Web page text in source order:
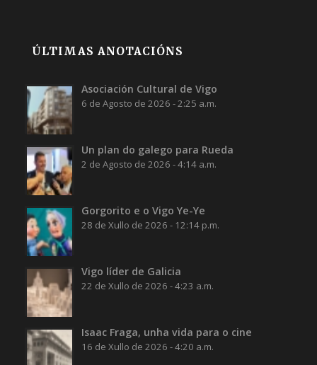
ÚLTIMAS ANOTACIÓNS
Asociación Cultural de Vigo
6 de Agosto de 2026 - 2:25 a.m.
Un plan do galego para Rueda
2 de Agosto de 2026 - 4:14 a.m.
Gorgorito e o Vigo Ye-Ye
28 de Xullo de 2026 - 12:14 p.m.
Vigo líder de Galicia
22 de Xullo de 2026 - 4:23 a.m.
Isaac Fraga, unha vida para o cine
16 de Xullo de 2026 - 4:20 a.m.